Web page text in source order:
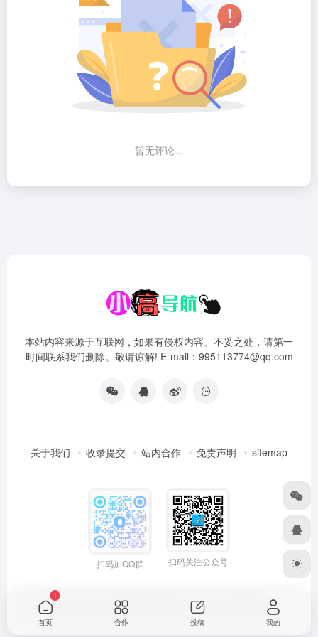
暂无评论...
本站内容来源于互联网，如果有侵权内容、不妥之处，请第一
时间联系我们删除。敬请谅解! E-mail：995113774@qq.com
关于我们 收录提交 站内合作 免责声明 sitemap
扫码加QQ群 扫码关注公众号
Copyright © 2026 小高导航网 粤ICP备2021165775号 网站统计
首页
1
合作 投稿 我的